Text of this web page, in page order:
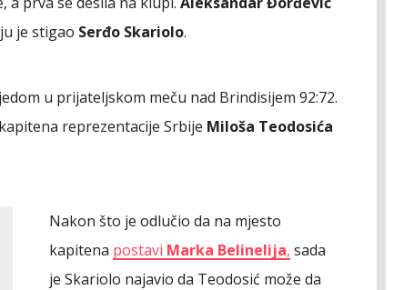
je stigao Serđo Skariolo.
u prijateljskom meču nad Brindisijem 92:72.
reprezentacije Srbije Miloša Teodosića
Nakon što je odlučio da na mjesto
kapitena postavi Marka Belinelija, sada
je Skariolo najavio da Teodosić može da